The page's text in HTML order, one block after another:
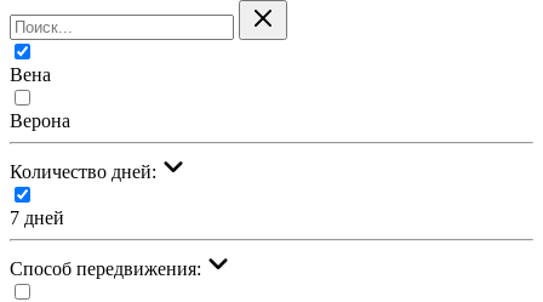
Вена
Верона
Количество дней:
7 дней
Cпособ передвижения: